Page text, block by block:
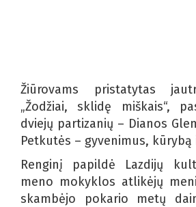
Žiūrovams pristatytas
„Žodžiai, sklidę miškais“,
dviejų partizanių – Dianos
Petkutės – gyvenimus,
Renginį papildė Lazdijų
meno mokyklos atlikėjų
skambėjo pokario metų